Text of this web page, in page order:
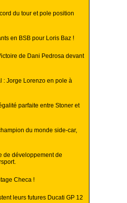
du tour et pole position
en BSB pour Loris Baz !
de Dani Pedrosa devant
: Jorge Lorenzo en pole à
parfaite entre Stoner et
du monde side-car,
de développement de
Checa !
leurs futures Ducati GP 12